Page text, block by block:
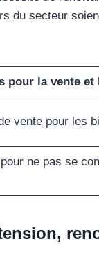
du secteur
pour la vente
vente pour les
ne pas se